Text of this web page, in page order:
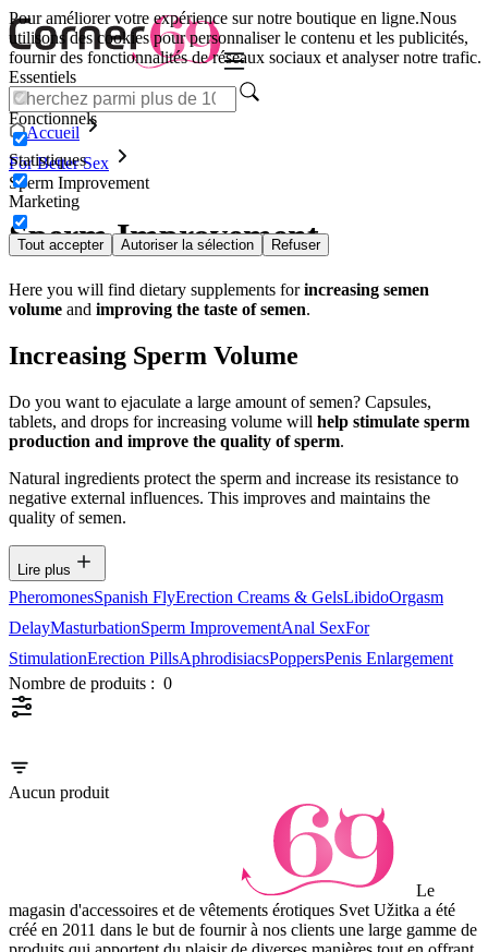
Pour améliorer votre expérience sur notre boutique en ligne.Nous
utilisons des cookies pour personnaliser le contenu et les publicités,
fournir des fonctionnalités de réseaux sociaux et analyser notre trafic.
Essentiels
Fonctionnels
Statistiques
Marketing
Tout accepter Autoriser la sélection Refuser
Accueil
For Better Sex
Sperm Improvement
Sperm Improvement
Here you will find dietary supplements forincreasing semen
volume and improving the taste of semen.
Increasing Sperm Volume
Do you want to ejaculate a large amount of semen? Capsules,
tablets, and drops for increasing volume will help stimulate sperm
production and improve the quality of sperm.
Natural ingredients protect the sperm and increase its resistance to
negative external influences. This improves and maintains the
quality of semen.
Lire plus
PheromonesSpanish FlyErection Creams & GelsLibidoOrgasm
DelayMasturbationSperm ImprovementAnal SexFor
StimulationErection PillsAphrodisiacsPoppersPenis Enlargement
Nombre de produits : 0
Aucun produit
Le
magasin d'accessoires et de vêtements érotiques Svet Užitka a été
créé en 2011 dans le but de fournir à nos clients une large gamme de